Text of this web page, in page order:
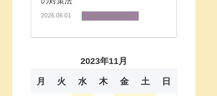
2026.06.01 金沢大学附属中学受験
2023年11月
月 火 水 木 金 土 日